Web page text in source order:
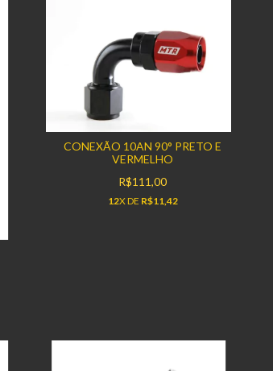
CONEXÃO 10AN 90° PRETO E
VERMELHO
R$111,00
12X DE R$11,42